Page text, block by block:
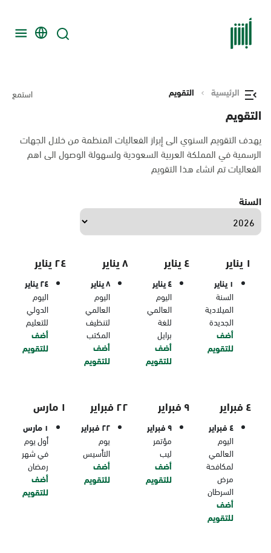
الرئيسية التقويم استمع
التقويم
يهدف التقويم السنوي الى إبراز الفعاليات المنظمة من خلال الجهات
الرسمية في المملكة العربية السعودية ولسهولة الوصول الى اهم
الفعاليات تم انشاء هذا التقويم
السنة
١ يناير
١ يناير
السنة
الميلادية
الجديدة
أضف
للتقويم
٤ يناير
٤ يناير
اليوم
العالمي
للغة
برايل
أضف
للتقويم
٨ يناير
٨ يناير
اليوم
العالمي
لتنظيف
المكتب
أضف
للتقويم
٢٤ يناير
٢٤ يناير
اليوم
الدولي
للتعليم
أضف
للتقويم
٤ فبراير
٤ فبراير
اليوم
العالمي
لمكافحة
مرض
السرطان
أضف
للتقويم
٩ فبراير
٩ فبراير
مؤتمر
ليب
أضف
للتقويم
٢٢ فبراير
٢٢ فبراير
يوم
التأسيس
أضف
للتقويم
١ مارس
١ مارس
أول يوم
في شهر
رمضان
أضف
للتقويم